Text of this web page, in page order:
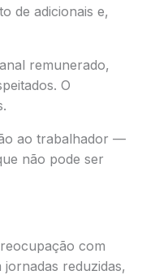
de adicionais e,
remunerado,
O
ao trabalhador —
não pode ser
com
reduzidas,